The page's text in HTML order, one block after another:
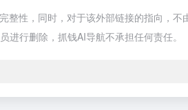
性，同时，对于该外部链接的指向，
行删除，抓钱AI导航不承担任何责任。